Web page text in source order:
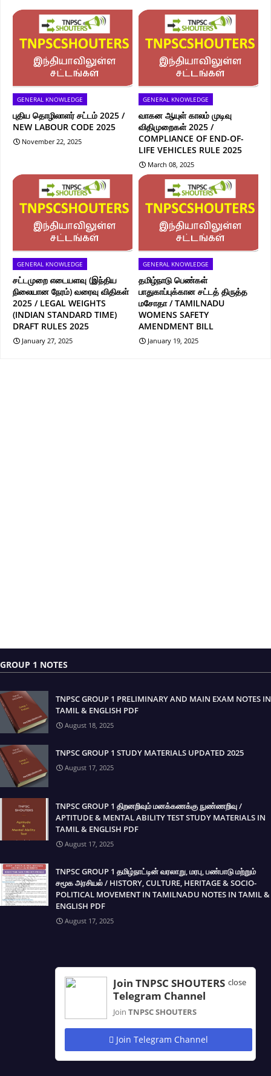
GENERAL KNOWLEDGE
புதிய தொழிலாளர் சட்டம் 2025 /
NEW LABOUR CODE 2025
November 22, 2025
GENERAL KNOWLEDGE
வாகன ஆயுள் காலம் முடிவு
விதிமுறைகள் 2025 /
COMPLIANCE OF END-OF-
LIFE VEHICLES RULE 2025
March 08, 2025
GENERAL KNOWLEDGE
சட்டமுறை எடையளவு (இந்திய
நிலையான நேரம்) வரைவு விதிகள்
2025 / LEGAL WEIGHTS
(INDIAN STANDARD TIME)
DRAFT RULES 2025
January 27, 2025
GENERAL KNOWLEDGE
தமிழ்நாடு பெண்கள்
பாதுகாப்புக்கான சட்டத் திருத்த
மசோதா / TAMILNADU
WOMENS SAFETY
AMENDMENT BILL
January 19, 2025
GROUP 1 NOTES
TNPSC GROUP 1 PRELIMINARY AND MAIN EXAM NOTES IN
TAMIL & ENGLISH PDF
August 18, 2025
TNPSC GROUP 1 STUDY MATERIALS UPDATED 2025
August 17, 2025
TNPSC GROUP 1 திறனறிவும் மனக்கணக்கு நுண்ணறிவு /
APTITUDE & MENTAL ABILITY TEST STUDY MATERIALS IN
TAMIL & ENGLISH PDF
August 17, 2025
TNPSC GROUP 1 தமிழ்நாட்டின் வரலாறு, மரபு, பண்பாடு மற்றும்
சமூக அரசியல் / HISTORY, CULTURE, HERITAGE & SOCIO-
POLITICAL MOVEMENT IN TAMILNADU NOTES IN TAMIL &
ENGLISH PDF
August 17, 2025
close
Join TNPSC SHOUTERS
Telegram Channel
Join TNPSC SHOUTERS
Join Telegram Channel